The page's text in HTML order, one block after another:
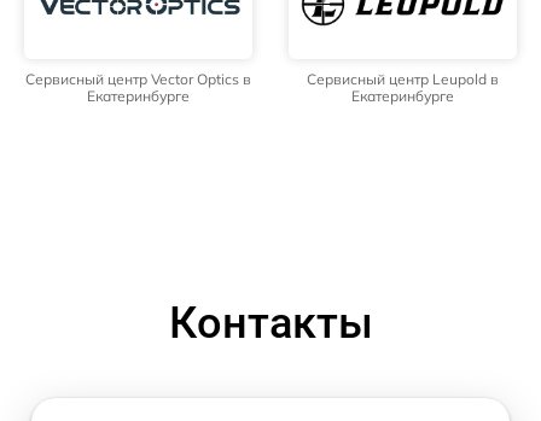
Сервисный центр Vector Optics в
Екатеринбурге
Сервисный центр Leupold в
Екатеринбурге
Контакты